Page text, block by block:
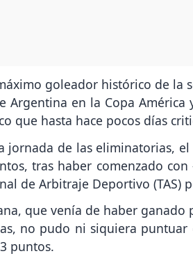
goleador histórico de la
Argentina en la Copa América
que hasta hace pocos días
jornada de las eliminatorias,
tras haber comenzado
de Arbitraje Deportivo (TAS)
que venía de haber ganado
no pudo ni siquiera puntuar
puntos.